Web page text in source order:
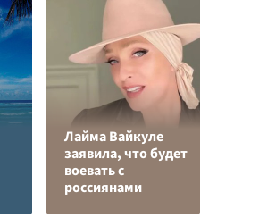
Лайма Вайкуле
заявила, что будет
воевать с
россиянами